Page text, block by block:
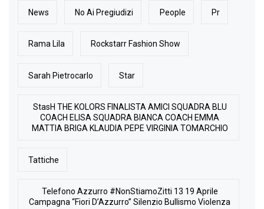
News No Ai Pregiudizi People Pr
Rama Lila Rockstarr Fashion Show
Sarah Pietrocarlo Star
StasH THE KOLORS FINALISTA AMICI SQUADRA BLU
COACH ELISA SQUADRA BIANCA COACH EMMA
MATTIA BRIGA KLAUDIA PEPE VIRGINIA TOMARCHIO
Tattiche
Telefono Azzurro #NonStiamoZitti 13 19 Aprile
Campagna “Fiori D’Azzurro” Silenzio Bullismo Violenza